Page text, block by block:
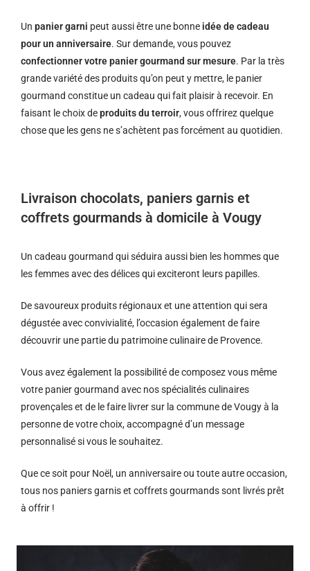
Un panier garni peut aussi être une bonne idée de cadeau
pour un anniversaire. Sur demande, vous pouvez
confectionner votre panier gourmand sur mesure. Par la très
grande variété des produits qu’on peut y mettre, le panier
gourmand constitue un cadeau qui fait plaisir à recevoir. En
faisant le choix deproduits du terroir, vous offrirez quelque
chose que les gens ne s’achètent pas forcément au quotidien.
Livraison chocolats, paniers garnis et
coffrets gourmands à domicile à Vougy
Un cadeau gourmand qui séduira aussi bien les hommes que
les femmes avec des délices qui exciteront leurs papilles.
De savoureux produits régionaux et une attention qui sera
dégustée avec convivialité, l’occasion également de faire
découvrir une partie du patrimoine culinaire de Provence.
Vous avez également la possibilité de composez vous même
votre panier gourmand avec nos spécialités culinaires
provençales et de le faire livrer sur la commune de Vougy à la
personne de votre choix, accompagné d’un message
personnalisé si vous le souhaitez.
Que ce soit pour Noël, un anniversaire ou toute autre occasion,
tous nos paniers garnis et coffrets gourmands sont livrés prêt
à offrir !